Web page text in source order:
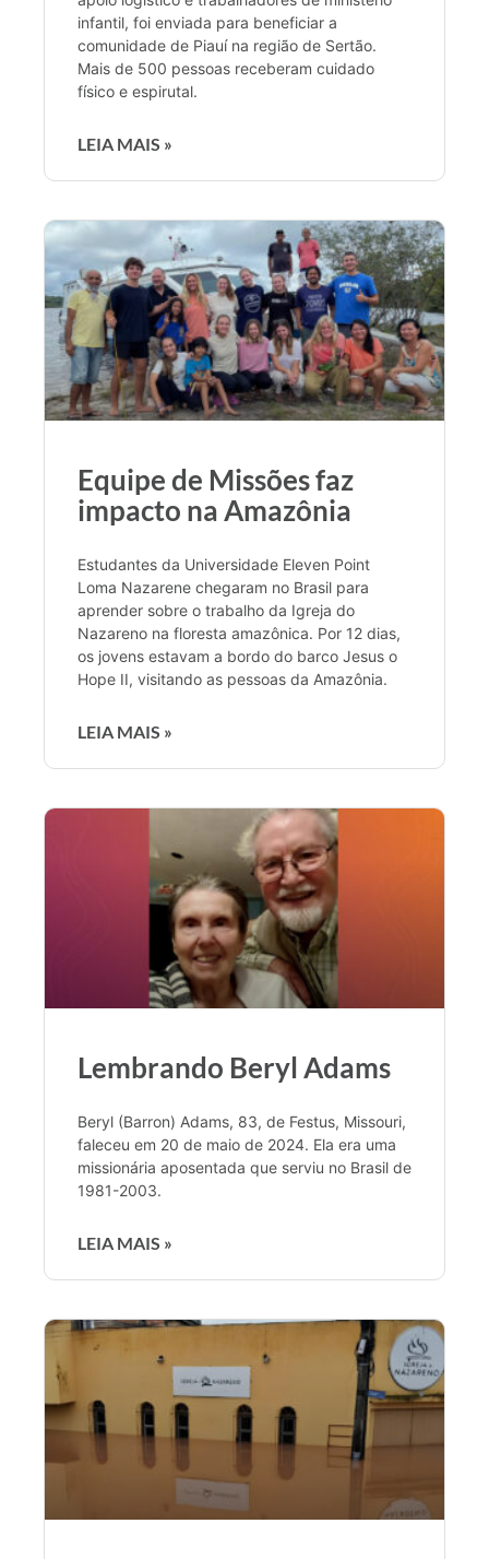
infantil, foi enviada para beneficiar a
comunidade de Piauí na região de Sertão.
Mais de 500 pessoas receberam cuidado
físico e espirutal.
LEIA MAIS »
Equipe de Missões faz
impacto na Amazônia
Estudantes da Universidade Eleven Point
Loma Nazarene chegaram no Brasil para
aprender sobre o trabalho da Igreja do
Nazareno na floresta amazônica. Por 12 dias,
os jovens estavam a bordo do barco Jesus o
Hope II, visitando as pessoas da Amazônia.
LEIA MAIS »
Lembrando Beryl Adams
Beryl (Barron) Adams, 83, de Festus, Missouri,
faleceu em 20 de maio de 2024. Ela era uma
missionária aposentada que serviu no Brasil de
1981-2003.
LEIA MAIS »